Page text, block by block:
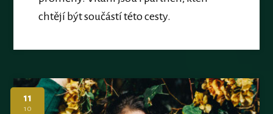
chtějí být součástí této cesty.
11
10